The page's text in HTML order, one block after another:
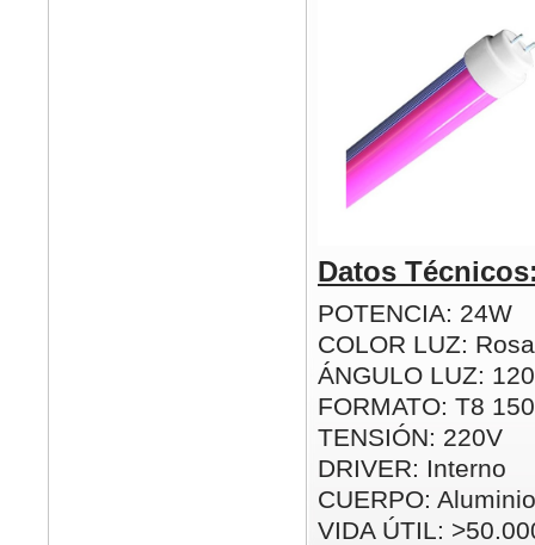
Datos
POTENCIA: 24W
COLOR LUZ: Rosa
ÁNGULO LUZ:
FORMATO: T8
TENSIÓN: 220V
DRIVER: Interno
CUERPO: Aluminio
VIDA ÚTIL: